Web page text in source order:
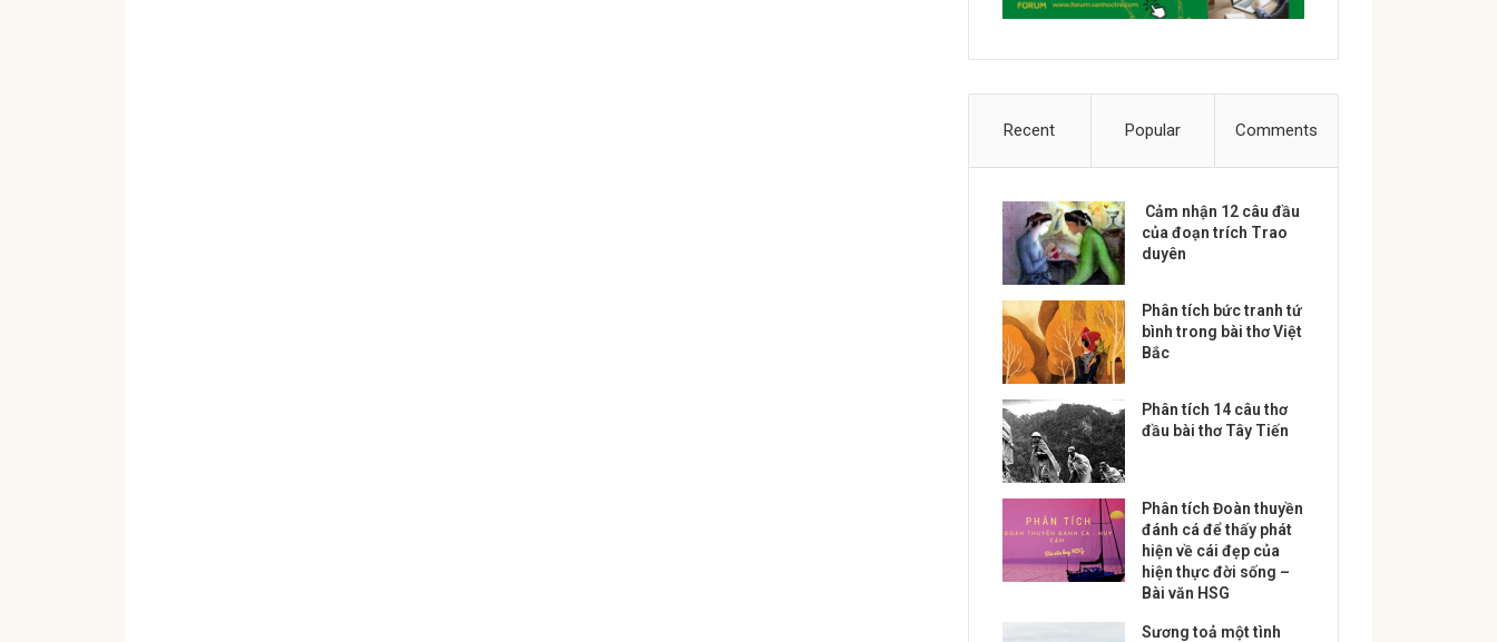
Recent Popular Comments
Cảm nhận 12 câu đầu
của đoạn trích Trao
duyên
Phân tích bức tranh tứ
bình trong bài thơ Việt
Bắc
Phân tích 14 câu thơ
đầu bài thơ Tây Tiến
Phân tích Đoàn thuyền
đánh cá để thấy phát
hiện về cái đẹp của
hiện thực đời sống –
Bài văn HSG
Sương toả một tình